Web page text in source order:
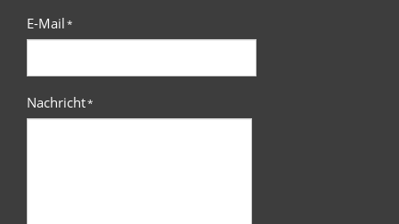
E-Mail*
Nachricht*